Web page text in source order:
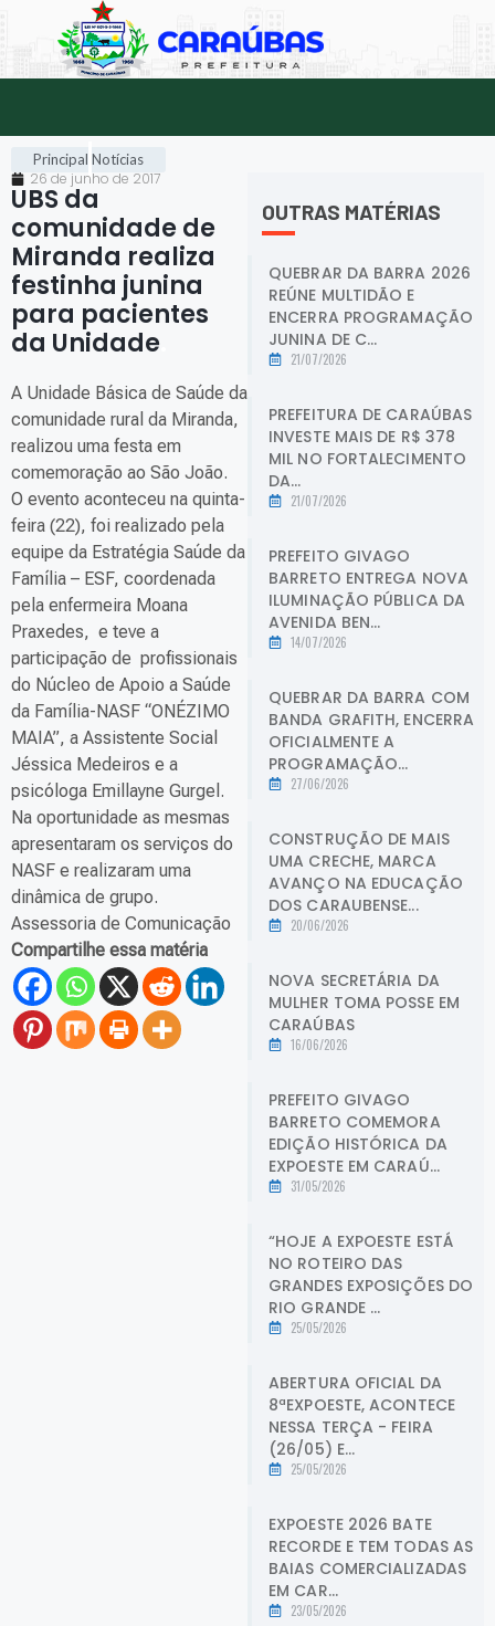
Principal Notícias
26 de junho de 2017
UBS da
comunidade de
Miranda realiza
festinha junina
para pacientes
da Unidade
A Unidade Básica de Saúde da
comunidade rural da Miranda,
realizou uma festa em
comemoração ao São João.
O evento aconteceu na quinta-
feira (22), foi realizado pela
equipe da Estratégia Saúde da
Família – ESF, coordenada
pela enfermeira Moana
Praxedes, e teve a
participação de profissionais
do Núcleo de Apoio a Saúde
da Família-NASF “ONÉZIMO
MAIA”, a Assistente Social
Jéssica Medeiros e a
psicóloga Emillayne Gurgel.
Na oportunidade as mesmas
apresentaram os serviços do
NASF e realizaram uma
dinâmica de grupo.
Assessoria de Comunicação
Compartilhe essa matéria
OUTRAS MATÉRIAS
QUEBRAR DA BARRA 2026
REÚNE MULTIDÃO E
ENCERRA PROGRAMAÇÃO
JUNINA DE C...
21/07/2026
PREFEITURA DE CARAÚBAS
INVESTE MAIS DE R$ 378
MIL NO FORTALECIMENTO
DA...
21/07/2026
PREFEITO GIVAGO
BARRETO ENTREGA NOVA
ILUMINAÇÃO PÚBLICA DA
AVENIDA BEN...
14/07/2026
QUEBRAR DA BARRA COM
BANDA GRAFITH, ENCERRA
OFICIALMENTE A
PROGRAMAÇÃO...
27/06/2026
CONSTRUÇÃO DE MAIS
UMA CRECHE, MARCA
AVANÇO NA EDUCAÇÃO
DOS CARAUBENSE...
20/06/2026
NOVA SECRETÁRIA DA
MULHER TOMA POSSE EM
CARAÚBAS
16/06/2026
PREFEITO GIVAGO
BARRETO COMEMORA
EDIÇÃO HISTÓRICA DA
EXPOESTE EM CARAÚ...
31/05/2026
“HOJE A EXPOESTE ESTÁ
NO ROTEIRO DAS
GRANDES EXPOSIÇÕES DO
RIO GRANDE ...
25/05/2026
ABERTURA OFICIAL DA
8ªEXPOESTE, ACONTECE
NESSA TERÇA - FEIRA
(26/05) E...
25/05/2026
EXPOESTE 2026 BATE
RECORDE E TEM TODAS AS
BAIAS COMERCIALIZADAS
EM CAR...
23/05/2026